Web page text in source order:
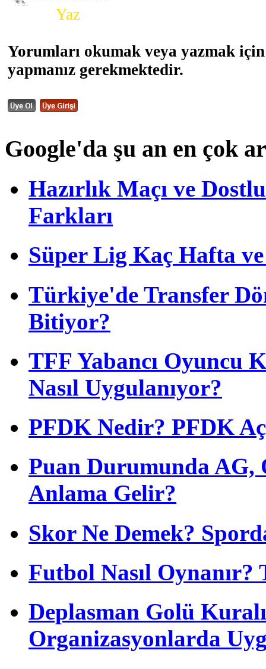
Yaz
Yorumları okumak veya yazmak
yapmanız gerekmektedir.
Google'da şu an en çok
Hazırlık Maçı ve
Farkları
Süper Lig Kaç Hafta
Türkiye'de Transfer
Bitiyor?
TFF Yabancı Oyuncu
Nasıl Uygulanıyor?
PFDK Nedir? PFDK
Puan Durumunda AG,
Anlama Gelir?
Skor Ne Demek?
Futbol Nasıl
Deplasman Golü
Organizasyonlarda